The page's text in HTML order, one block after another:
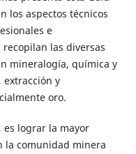
los aspectos técnicos
e
las diversas
mineralogía, química y
y
oro.
lograr la mayor
la comunidad minera